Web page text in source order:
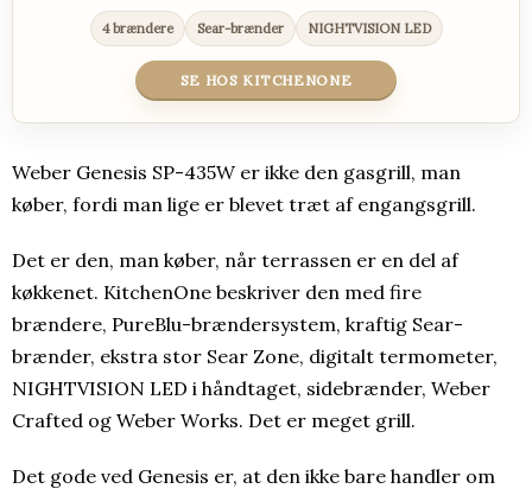
4 brændere Sear-brænder NIGHTVISION LED
SE HOS KITCHENONE
Weber Genesis SP-435W er ikke den gasgrill, man
køber, fordi man lige er blevet træt af engangsgrill.
Det er den, man køber, når terrassen er en del af
køkkenet. KitchenOne beskriver den med fire
brændere, PureBlu-brændersystem, kraftig Sear-
brænder, ekstra stor Sear Zone, digitalt termometer,
NIGHTVISION LED i håndtaget, sidebrænder, Weber
Crafted og Weber Works. Det er meget grill.
Det gode ved Genesis er, at den ikke bare handler om